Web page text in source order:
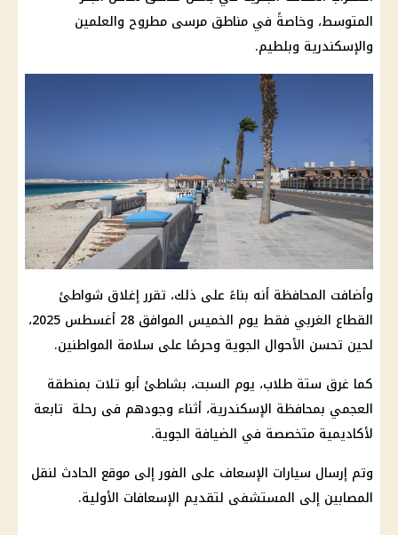
المتوسط، وخاصةً في مناطق مرسى مطروح والعلمين
والإسكندرية وبلطيم.
وأضافت المحافظة أنه بناءً على ذلك، تقرر إغلاق شواطئ
القطاع الغربي فقط يوم الخميس الموافق 28
أغسطس 2025
،
لحين تحسن الأحوال الجوية وحرصًا على سلامة المواطنين.
كما غرق ستة طلاب، يوم السبت، بشاطئ أبو تلات بمنطقة
العجمي بمحافظة الإسكندرية، أثناء وجودهم فى رحلة تابعة
لأكاديمية متخصصة في الضيافة الجوية.
وتم إرسال سيارات الإسعاف على الفور إلى موقع الحادث لنقل
المصابين إلى المستشفى لتقديم الإسعافات الأولية.